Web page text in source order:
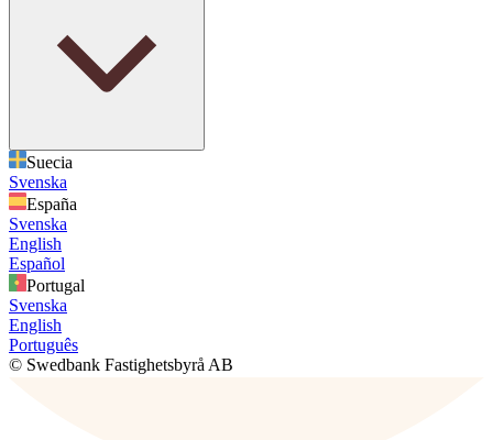
Suecia
Svenska
España
Svenska
English
Español
Portugal
Svenska
English
Português
© Swedbank Fastighetsbyrå AB